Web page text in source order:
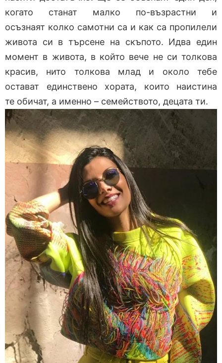
когато станат малко по-възрастни и
осъзнаят колко самотни са и как са пропилели
живота си в търсене на скъпото. Идва един
момент в живота, в който вече не си толкова
красив, нито толкова млад и около тебе
остават единствено хората, които наистина
те обичат, а именно – семейството, децата ти.